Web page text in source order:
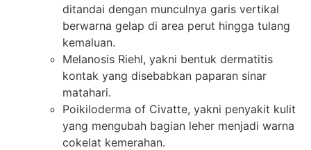
ditandai dengan munculnya garis vertikal
berwarna gelap di area perut hingga tulang
kemaluan.
Melanosis Riehl, yakni bentuk dermatitis
kontak yang disebabkan paparan sinar
matahari.
Poikiloderma of Civatte, yakni penyakit kulit
yang mengubah bagian leher menjadi warna
cokelat kemerahan.